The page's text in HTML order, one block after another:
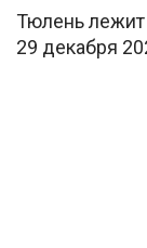
Тюлень лежит
29 декабря